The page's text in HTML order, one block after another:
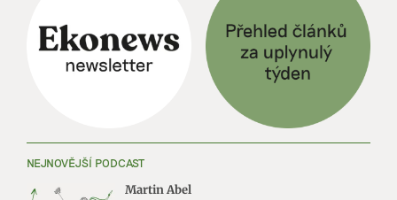
NEJNOVĚJŠÍ PODCAST
Martin Abel